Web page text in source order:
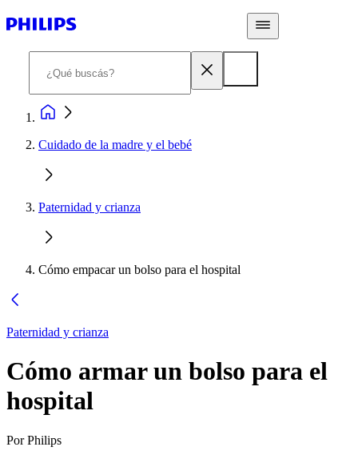
Cuidado de la madre y el bebé
Paternidad y crianza
Cómo empacar un bolso para el hospital
Paternidad y crianza
Cómo armar un bolso para el
hospital
Por Philips